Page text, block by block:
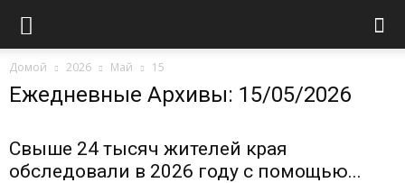
Домой 2026 Май 15
Ежедневные Архивы: 15/05/2026
Свыше 24 тысяч жителей края
обследовали в 2026 году с помощью...